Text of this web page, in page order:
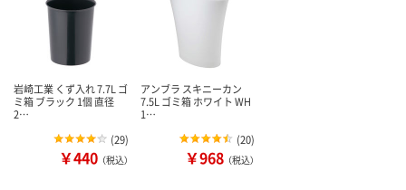
岩崎工業 くず入れ 7.7L ゴ
ミ箱 ブラック 1個 直径
2…
(29)
￥440 （税込）
アンブラ スキニーカン
7.5L ゴミ箱 ホワイト WH
1…
(20)
￥968 （税込）